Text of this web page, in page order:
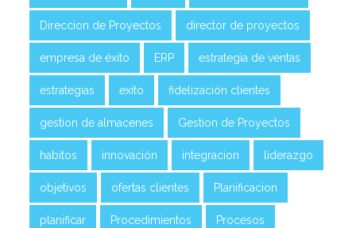
Direccion de Proyectos director de proyectos
empresa de éxito ERP estrategia de ventas
estrategias exito fidelización clientes
gestion de almacenes Gestion de Proyectos
habitos innovación integracion liderazgo
objetivos ofertas clientes Planificacion
planificar Procedimientos Procesos